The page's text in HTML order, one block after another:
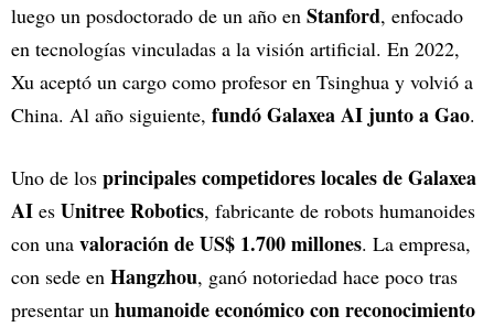
luego un posdoctorado de un año en Stanford, enfocado
en tecnologías vinculadas a la visión artificial. En 2022,
Xu aceptó un cargo como profesor en Tsinghua y volvió a
China. Al año siguiente, fundó Galaxea AI junto a Gao.
Uno de los principales competidores locales de Galaxea
AI es Unitree Robotics, fabricante de robots humanoides
con una valoración de US$ 1.700 millones. La empresa,
con sede en Hangzhou, ganó notoriedad hace poco tras
presentar un humanoide económico con reconocimiento